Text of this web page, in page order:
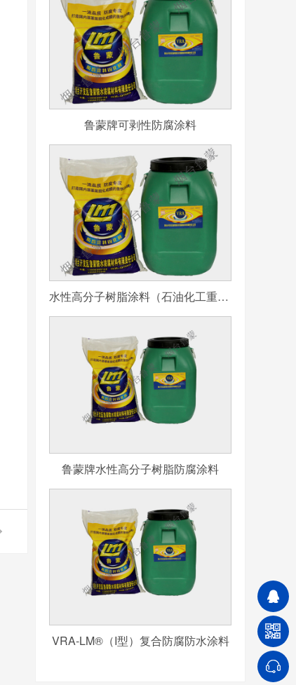
鲁蒙牌可剥性防腐涂料
水性高分子树脂涂料（石油化工重防腐用）
鲁蒙牌水性高分子树脂防腐涂料
VRA-LM®（I型）复合防腐防水涂料